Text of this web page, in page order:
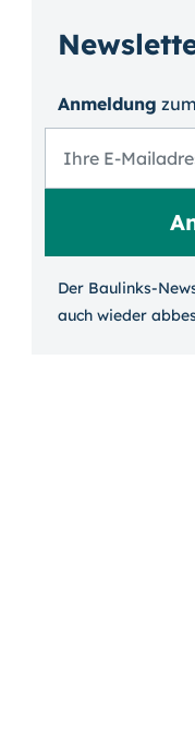
Anmeldung
Der Baulinks-
auch wieder